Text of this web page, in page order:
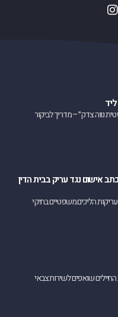
נווה צדק״ – מדריך לביקור
ביטול כתב אישום נגד עריק בבית הדין
הליכים משפטיים בתיקי
החיילים שואפים לשירות צבאי